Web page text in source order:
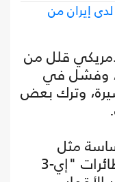
إيران من
قلل من
وفشل في
وترك بعض
مثل
رادارات "باتريوت" و"ثاد"، وطائرات "إي-3